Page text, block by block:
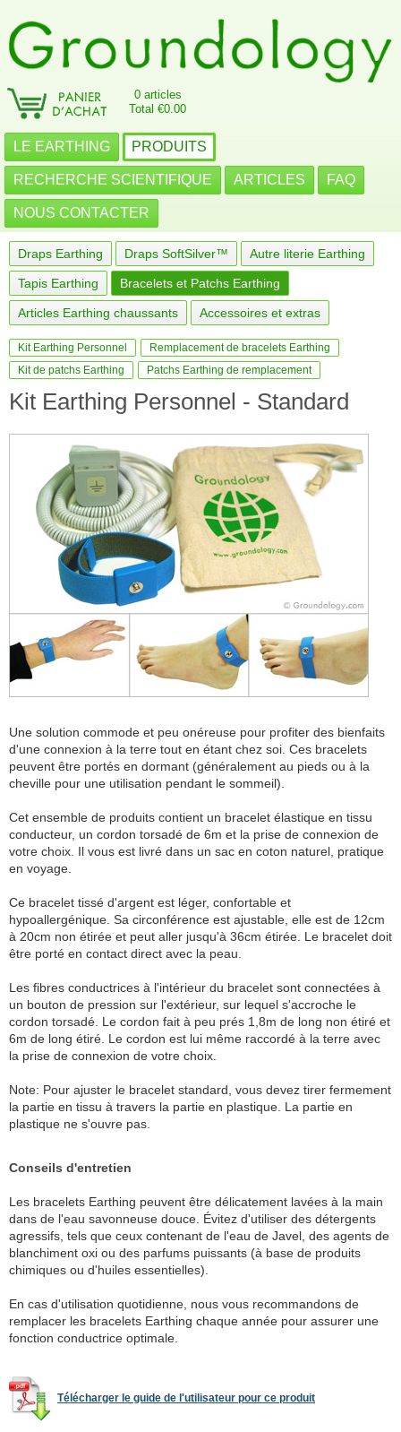
0 articles
Total €0.00
LE EARTHING PRODUITS
RECHERCHE SCIENTIFIQUE ARTICLES FAQ
NOUS CONTACTER
Draps Earthing Draps SoftSilver™ Autre literie Earthing
Tapis Earthing Bracelets et Patchs Earthing
Articles Earthing chaussants Accessoires et extras
Kit Earthing Personnel
Remplacement de bracelets Earthing
Kit de patchs Earthing
Patchs Earthing de remplacement
Kit Earthing Personnel - Standard
Une solution commode et peu onéreuse pour profiter des bienfaits
d'une connexion à la terre tout en étant chez soi. Ces bracelets
peuvent être portés en dormant (généralement au pieds ou à la
cheville pour une utilisation pendant le sommeil).
Cet ensemble de produits contient un bracelet élastique en tissu
conducteur, un cordon torsadé de 6m et la prise de connexion de
votre choix. Il vous est livré dans un sac en coton naturel, pratique
en voyage.
Ce bracelet tissé d'argent est léger, confortable et
hypoallergénique. Sa circonférence est ajustable, elle est de 12cm
à 20cm non étirée et peut aller jusqu'à 36cm étirée. Le bracelet doit
être porté en contact direct avec la peau.
Les fibres conductrices à l'intérieur du bracelet sont connectées à
un bouton de pression sur l'extérieur, sur lequel s'accroche le
cordon torsadé. Le cordon fait à peu prés 1,8m de long non étiré et
6m de long étiré. Le cordon est lui même raccordé à la terre avec
la prise de connexion de votre choix.
Note: Pour ajuster le bracelet standard, vous devez tirer fermement
la partie en tissu à travers la partie en plastique. La partie en
plastique ne s'ouvre pas.
Conseils d'entretien
Les bracelets Earthing peuvent être délicatement lavées à la main
dans de l'eau savonneuse douce. Évitez d'utiliser des détergents
agressifs, tels que ceux contenant de l'eau de Javel, des agents de
blanchiment oxi ou des parfums puissants (à base de produits
chimiques ou d'huiles essentielles).
En cas d'utilisation quotidienne, nous vous recommandons de
remplacer les bracelets Earthing chaque année pour assurer une
fonction conductrice optimale.
Télécharger le guide de l'utilisateur pour ce produit